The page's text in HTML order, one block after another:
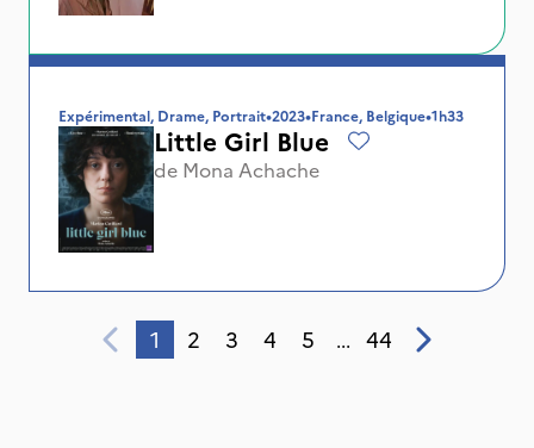
Expérimental, Drame, Portrait•2023•France, Belgique•1h33
Little Girl Blue
de Mona Achache
1 2 3 4 5 ... 44